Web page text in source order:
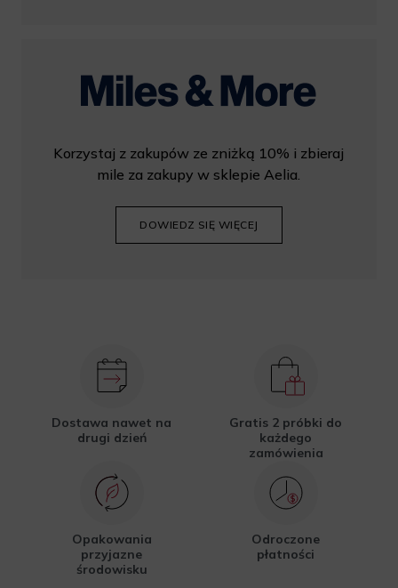
Korzystaj z zakupów ze zniżką 10% i zbieraj
mile za zakupy w sklepie Aelia.
DOWIEDZ SIĘ WIĘCEJ
Dostawa nawet na
drugi dzień
Gratis 2 próbki do
każdego
zamówienia
Opakowania
przyjazne
środowisku
Odroczone
płatności